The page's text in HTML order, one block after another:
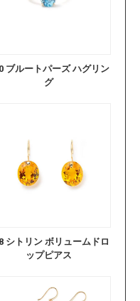
ブルートパーズ ハグリン
グ
シトリン ボリュームドロ
ップピアス